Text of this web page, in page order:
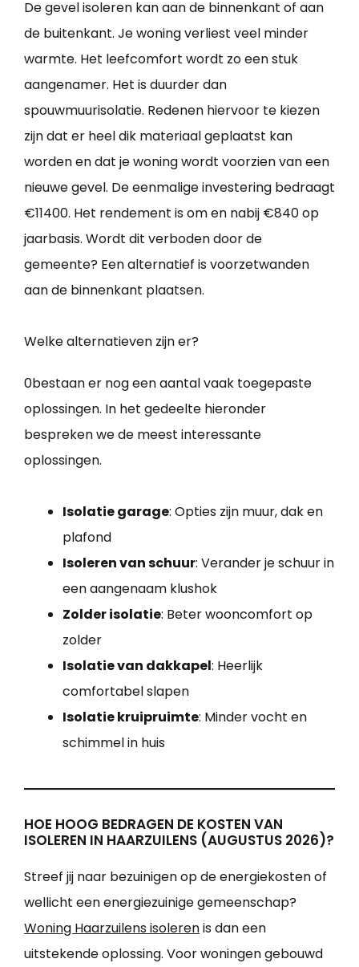
De gevel isoleren kan aan de binnenkant of aan
de buitenkant. Je woning verliest veel minder
warmte. Het leefcomfort wordt zo een stuk
aangenamer. Het is duurder dan
spouwmuurisolatie. Redenen hiervoor te kiezen
zijn dat er heel dik materiaal geplaatst kan
worden en dat je woning wordt voorzien van een
nieuwe gevel. De eenmalige investering bedraagt
€11400. Het rendement is om en nabij €840 op
jaarbasis. Wordt dit verboden door de
gemeente? Een alternatief is voorzetwanden
aan de binnenkant plaatsen.
Welke alternatieven zijn er?
0bestaan er nog een aantal vaak toegepaste
oplossingen. In het gedeelte hieronder
bespreken we de meest interessante
oplossingen.
Isolatie garage: Opties zijn muur, dak en
plafond
Isoleren van schuur: Verander je schuur in
een aangenaam klushok
Zolder isolatie: Beter wooncomfort op
zolder
Isolatie van dakkapel: Heerlijk
comfortabel slapen
Isolatie kruipruimte: Minder vocht en
schimmel in huis
HOE HOOG BEDRAGEN DE KOSTEN VAN
ISOLEREN IN HAARZUILENS (AUGUSTUS 2026)?
Streef jij naar bezuinigen op de energiekosten of
wellicht een energiezuinige gemeenschap?
Woning Haarzuilens isolerenis dan een
uitstekende oplossing. Voor woningen gebouwd